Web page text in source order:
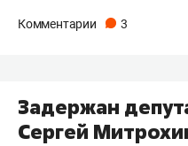
Комментарии 3
Задержан
Сергей